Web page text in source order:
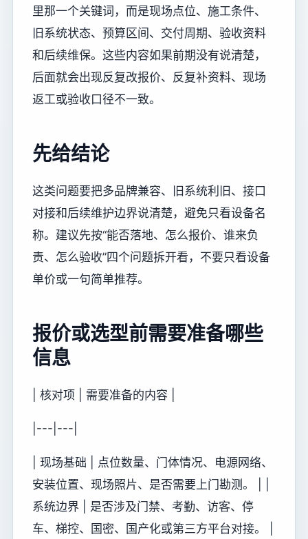
里那一个关键词，而是现场点位、施工条件、
旧系统状态、预算区间、交付周期、验收资料
和后续维保。这些内容如果前期没有说清楚，
后面就会出现反复改报价、反复补资料、现场
返工或验收口径不一致。
先给结论
这类问题要把多品牌兼容、旧系统利旧、接口
对接和后续维护边界说清楚，避免只看设备名
称。建议先按“能否落地、怎么报价、谁来负
责、怎么验收”四个问题拆开看，不要只看设备
单价或一句简单推荐。
报价或选型前需要准备哪些
信息
| 核对项 | 需要准备的内容 |
|---|---|
| 现场基础 | 点位数量、门体情况、电源网络、
安装位置、现场照片、是否需要上门勘测。 | |
系统边界 | 是否涉及门禁、考勤、访客、停
车、梯控、国密、国产化或第三方平台对接。 |